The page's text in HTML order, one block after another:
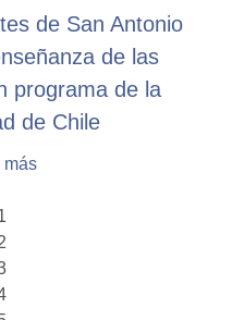
de San Antonio
de las
programa de la
de Chile
más